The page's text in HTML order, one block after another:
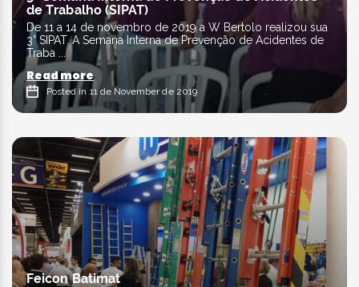
de Trabalho (SIPAT)
De 11 a 14 de novembro de 2019 a W Bertolo realizou sua
3° SIPAT. A Semana Interna de Prevenção de Acidentes de
Traba ...
Read more
Posted in 11 de November de 2019
Feicon Batimat